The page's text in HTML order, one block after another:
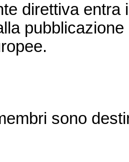
direttiva entra
sono